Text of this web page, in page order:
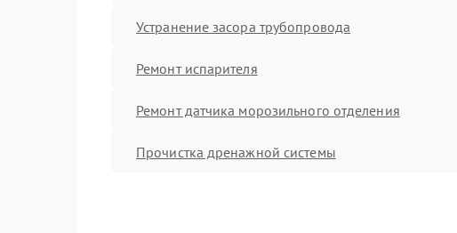
Устранение засора трубопровода
Ремонт испарителя
Ремонт датчика морозильного отделения
Прочистка дренажной системы